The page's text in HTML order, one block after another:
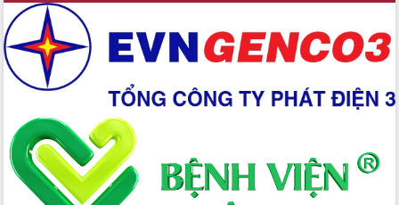
Xây dựng nền hành chính số đồng
hành cùng nông dân dân, doanh nghiệp
Giai đoạn 2026-2030, Đắk Lắk phấn
đấu có 77% xã đạt chuẩn nông thôn
Chuyển đổi số 'mở đường' cho nông
nghiệp Đắk Lắk tăng trưởng bứt phá
Triển khai đồng bộ đo đạc, lập hồ sơ
địa chính, hoàn thiện cơ sở dữ liệu đất
đai